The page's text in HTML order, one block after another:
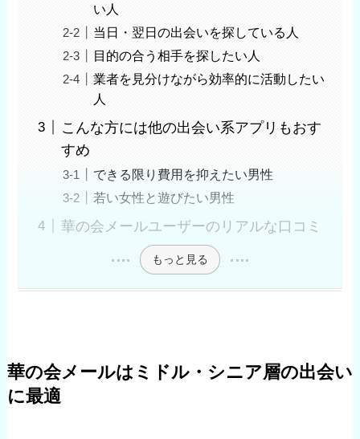
い人
当日・翌日の出会いを探している人
目的の合う相手を探したい人
業者を見分けながら効率的に活動したい
人
こんな方には他の出会い系アプリもおす
すめ
できる限り費用を抑えたい男性
若い女性と遊びたい男性
華の会メールユーザーのリアルな口コミ
もっと見る
華の会メールはミドル・シニア層の出会い
に最適